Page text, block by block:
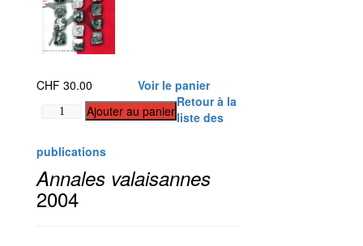
CHF 30.00
quantité
2004
Ajouter au panier
Voir le panier
Retour à la
liste des
publications
Annales valaisannes
2004